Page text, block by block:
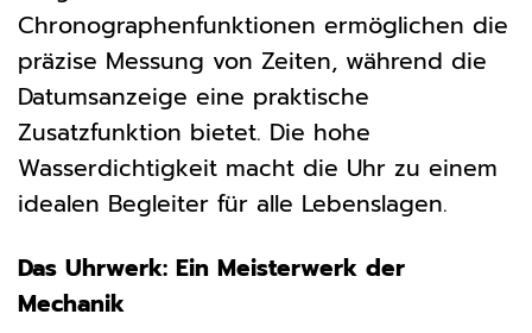
Chronographenfunktionen ermöglichen die
präzise Messung von Zeiten, während die
Datumsanzeige eine praktische
Zusatzfunktion bietet. Die hohe
Wasserdichtigkeit macht die Uhr zu einem
idealen Begleiter für alle Lebenslagen.
Das Uhrwerk: Ein Meisterwerk der
Mechanik